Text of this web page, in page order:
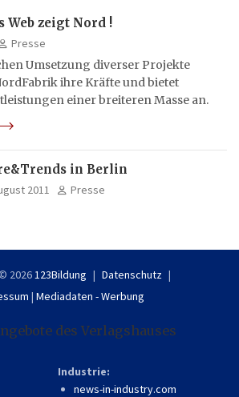
Web zeigt Nord !
Presse
Umsetzung diverser Projekte
ihre Kräfte und bietet
einer breiteren Masse an.
in Berlin
2011 Presse
2026123Bildung
Datenschutz
| Mediadaten - Werbung
des Verlagshauses
Industrie:
news-in-industry.com